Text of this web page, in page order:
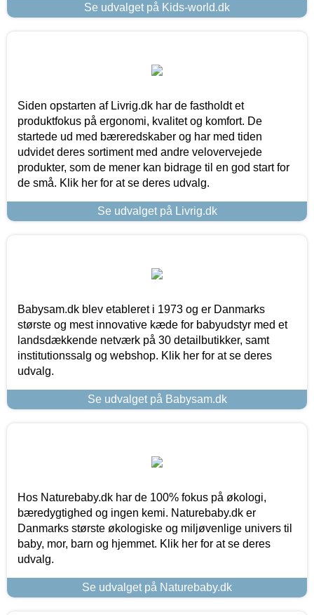
Se udvalget på Kids-world.dk
Siden opstarten af Livrig.dk har de fastholdt et
produktfokus på ergonomi, kvalitet og komfort. De
startede ud med bæreredskaber og har med tiden
udvidet deres sortiment med andre velovervejede
produkter, som de mener kan bidrage til en god start for
de små. Klik her for at se deres udvalg.
Se udvalget på Livrig.dk
Babysam.dk blev etableret i 1973 og er Danmarks
største og mest innovative kæde for babyudstyr med et
landsdækkende netværk på 30 detailbutikker, samt
institutionssalg og webshop. Klik her for at se deres
udvalg.
Se udvalget på Babysam.dk
Hos Naturebaby.dk har de 100% fokus på økologi,
bæredygtighed og ingen kemi. Naturebaby.dk er
Danmarks største økologiske og miljøvenlige univers til
baby, mor, barn og hjemmet. Klik her for at se deres
udvalg.
Se udvalget på Naturebaby.dk